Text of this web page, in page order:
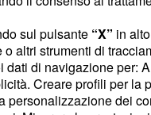
ad esempio una
una lunga cena
abbattervi davanti
e divertitevi a
sul pulsante “X” in
altri strumenti di
dati di navigazione per:
Creare profili per
personalizzazione dei